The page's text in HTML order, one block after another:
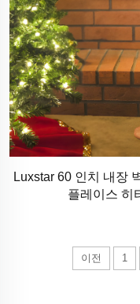
Luxstar 60 인치 내장
플레이스 히
이전 1